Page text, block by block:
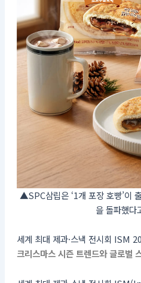
▲SPC삼립은 ‘1개 포장 호빵’이
을 돌파했다
세계 최대 제과·스낵 전시회 ISM
크리스마스 시즌 트렌드와 글로벌